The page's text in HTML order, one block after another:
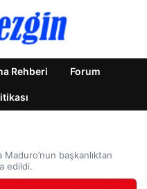
Rehberi Forum
Maduro’nun başkanlıktan
edildi.